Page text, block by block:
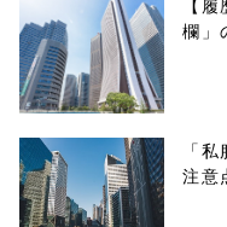
'width=550,
height=450,
menubar=no,
toolbar=no,
【
欄」
「
注意